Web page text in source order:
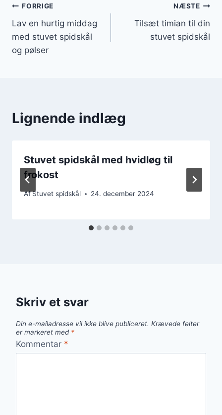
Indlægsnavigation
FORRIGE
Lav en hurtig middag
med stuvet spidskål
og pølser
NÆSTE
Tilsæt timian til din
stuvet spidskål
Lignende indlæg
Stuvet spidskål med hvidløg til
frokost
AfStuvet spidskål 24. december 2024
Skriv et svar
Din e-mailadresse vil ikke blive publiceret. Krævede felter
er markeret med *
Kommentar *